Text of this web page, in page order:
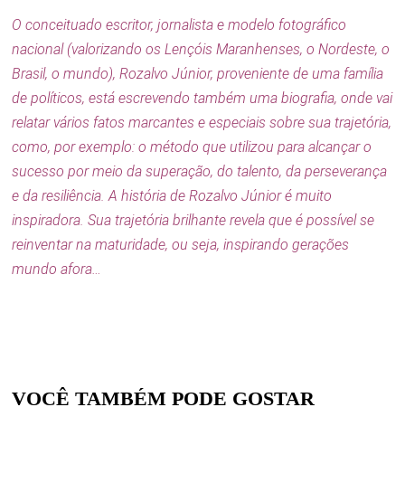
O conceituado escritor, jornalista e modelo fotográfico
nacional (valorizando os Lençóis Maranhenses, o Nordeste, o
Brasil, o mundo), Rozalvo Júnior, proveniente de uma família
de políticos, está escrevendo também uma biografia, onde vai
relatar vários fatos marcantes e especiais sobre sua trajetória,
como, por exemplo: o método que utilizou para alcançar o
sucesso por meio da superação, do talento, da perseverança
e da resiliência. A história de Rozalvo Júnior é muito
inspiradora. Sua trajetória brilhante revela que é possível se
reinventar na maturidade, ou seja, inspirando gerações
mundo afora…
VOCÊ TAMBÉM PODE GOSTAR